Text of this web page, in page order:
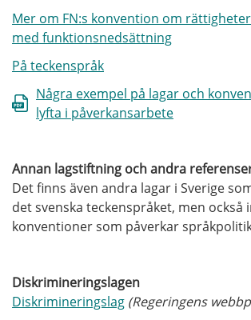
Mer om FN:s konvention om
med funktionsnedsättning
På teckenspråk
Några exempel på lagar och
lyfta i påverkansarbete
Annan lagstiftning och andra
Det finns även andra lagar i Sverige
det svenska teckenspråket, men
konventioner som påverkar
Diskrimineringslagen
Diskrimineringslag (Regeringens